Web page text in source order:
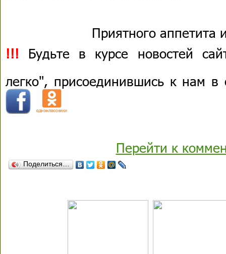
Приятного аппетита
!!! Будьте в курсе новостей
легко", присоединившись к нам
Перейти к
Поделиться…